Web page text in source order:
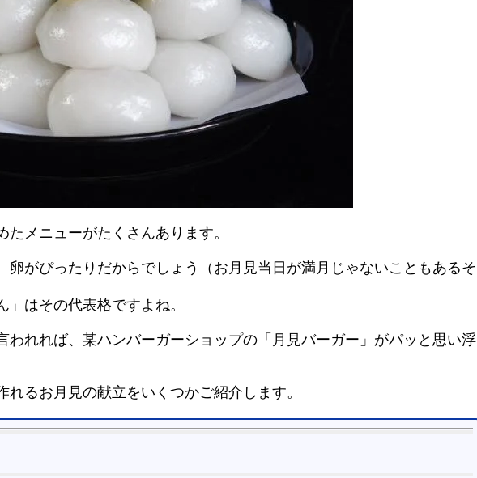
メニューがたくさんあります。
卵がぴったりだからでしょう（お月見当日が満月じゃないこともあるそ
」はその代表格ですよね。
われれば、某ハンバーガーショップの「月見バーガー」がパッと思い浮
れるお月見の献立をいくつかご紹介します。